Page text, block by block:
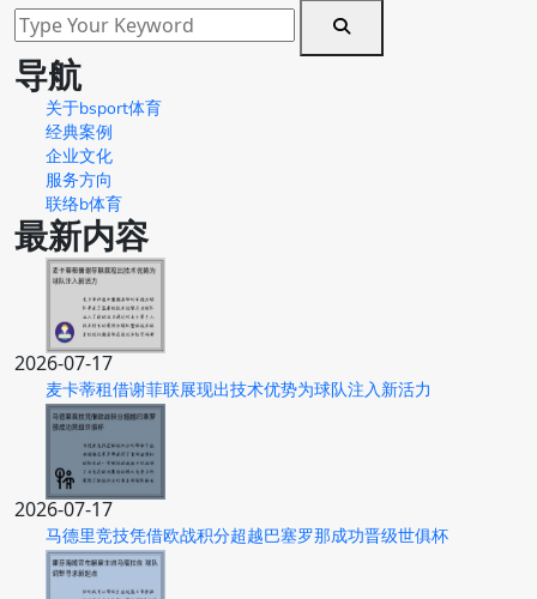
导航
关于bsport体育
经典案例
企业文化
服务方向
联络b体育
最新内容
2026-07-17
麦卡蒂租借谢菲联展现出技术优势为球队注入新活力
2026-07-17
马德里竞技凭借欧战积分超越巴塞罗那成功晋级世俱杯